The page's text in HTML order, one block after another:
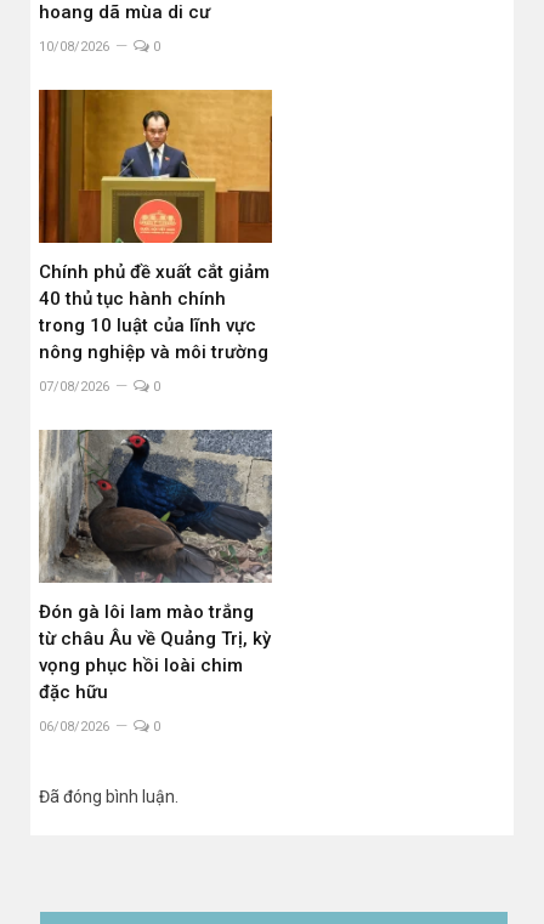
hoang dã mùa di cư
10/08/2026 0
Chính phủ đề xuất cắt giảm
40 thủ tục hành chính
trong 10 luật của lĩnh vực
nông nghiệp và môi trường
07/08/2026 0
Đón gà lôi lam mào trắng
từ châu Âu về Quảng Trị, kỳ
vọng phục hồi loài chim
đặc hữu
06/08/2026 0
Đã đóng bình luận.